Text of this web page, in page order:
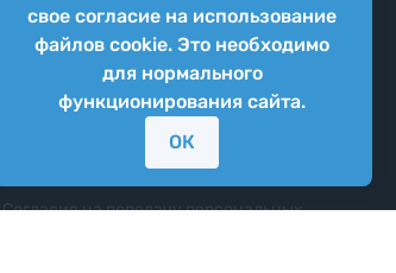
свое согласие на использование
файлов cookie. Это необходимо
для нормального
функционирования сайта.
ОК
Согласие на передачу персональных